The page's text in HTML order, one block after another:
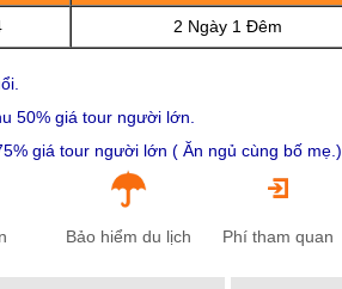
2 Ngày 1 Đêm
50% giá tour người lớn.
giá tour người lớn ( Ăn ngủ cùng bố mẹ.)
Bảo hiểm du lịch Phí tham quan